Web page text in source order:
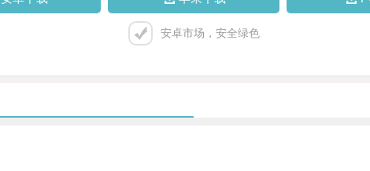
安卓市场，安全绿色